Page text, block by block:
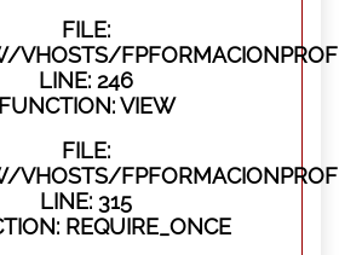
FILE:
LINE: 246
FUNCTION: VIEW
FILE:
LINE: 315
REQUIRE_ONCE